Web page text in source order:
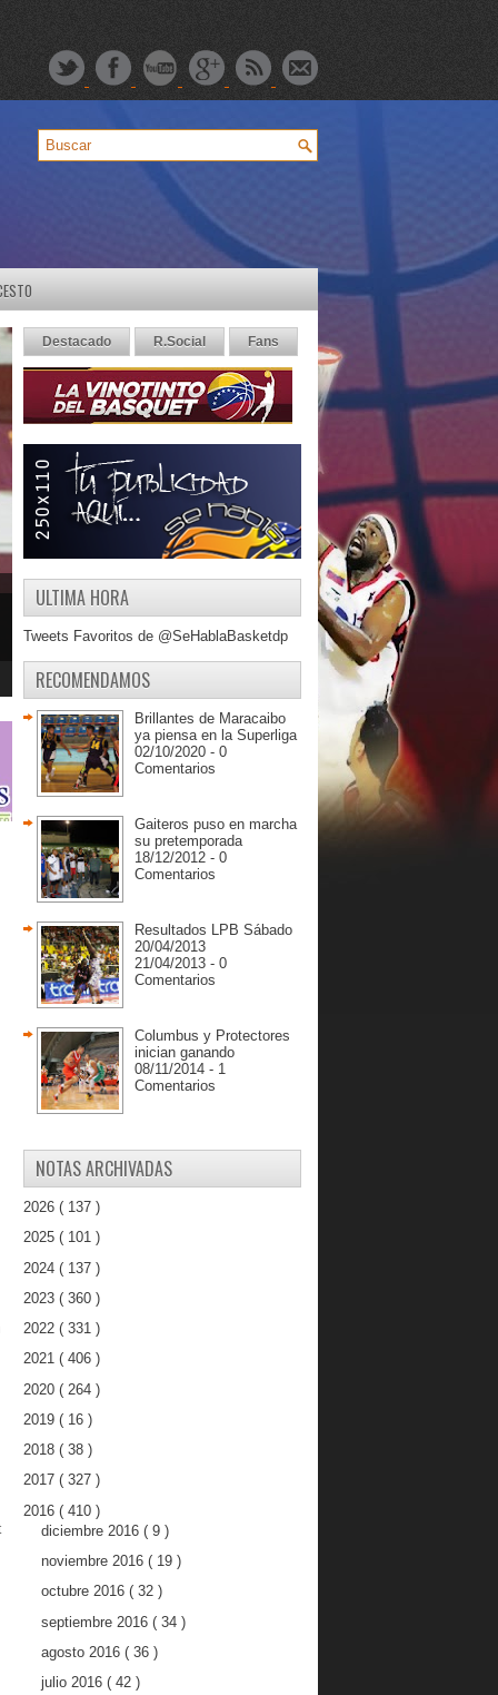
Destacado R.Social Fans
ULTIMA HORA
Tweets Favoritos de @SeHablaBasketdp
RECOMENDAMOS
Brillantes de Maracaibo
ya piensa en la Superliga
02/10/2020 - 0
Comentarios
Gaiteros puso en marcha
su pretemporada
18/12/2012 - 0
Comentarios
Resultados LPB Sábado
20/04/2013
21/04/2013 - 0
Comentarios
Columbus y Protectores
inician ganando
08/11/2014 - 1
Comentarios
NOTAS ARCHIVADAS
2026 ( 137 )
2025 ( 101 )
2024 ( 137 )
2023 ( 360 )
2022 ( 331 )
2021 ( 406 )
2020 ( 264 )
2019 ( 16 )
2018 ( 38 )
2017 ( 327 )
2016 ( 410 )
diciembre 2016 ( 9 )
noviembre 2016 ( 19 )
octubre 2016 ( 32 )
septiembre 2016 ( 34 )
agosto 2016 ( 36 )
julio 2016 ( 42 )